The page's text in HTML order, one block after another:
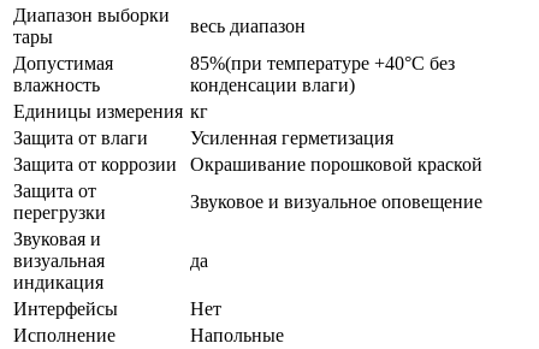
Диапазон выборки
тары
весь диапазон
Допустимая
влажность
85%(при температуре +40°С без
конденсации влаги)
Единицы измерения кг
Защита от влаги
Усиленная герметизация
Защита от коррозии
Окрашивание порошковой краской
Защита от
перегрузки
Звуковое и визуальное оповещение
Звуковая и
визуальная
индикация
да
Интерфейсы
Нет
Исполнение
Напольные